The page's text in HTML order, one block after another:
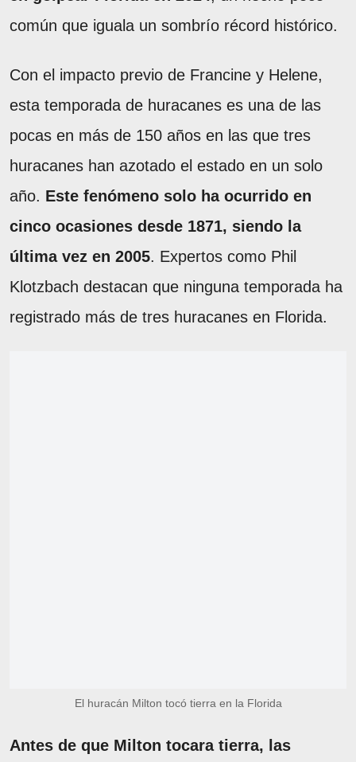
común que iguala un sombrío récord histórico.
Con el impacto previo de Francine y Helene,
esta temporada de huracanes es una de las
pocas en más de 150 años en las que tres
huracanes han azotado el estado en un solo
año. Este fenómeno solo ha ocurrido en
cinco ocasiones desde 1871, siendo la
última vez en 2005. Expertos como Phil
Klotzbach destacan que ninguna temporada ha
registrado más de tres huracanes en Florida.
El huracán Milton tocó tierra en la Florida
Antes de que Milton tocara tierra, las